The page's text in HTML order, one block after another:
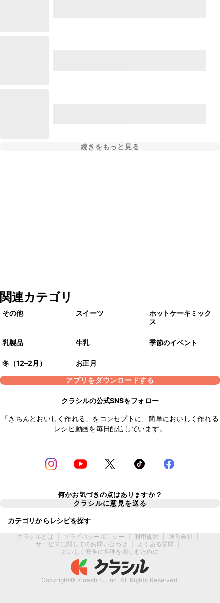
続きをもっと見る
関連カテゴリ
その他 スイーツ
ホットケーキミック
ス
乳製品 牛乳 季節のイベント
冬（12–2月）
お正月
アプリをダウンロードする
クラシルの公式SNSをフォロー
「きちんとおいしく作れる」をコンセプトに、簡単においしく作れる
レシピ動画を毎日配信しています。
何かお気づきの点はありますか？
クラシルに意見を送る
カテゴリからレシピを探す
クラシルとは プライバシーポリシー 利用規約 運営会社
サービスに関してのお問い合わせ
よくある質問
おいしく安全に料理を楽しむために
Copyright© Kurashiru, Inc. All Rights Reserved.